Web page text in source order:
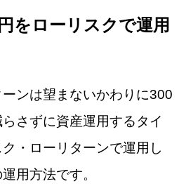
をローリスクで運用
ンは望まないかわりに300
さずに資産運用するタイ
・ローリターンで運用し
用方法です。